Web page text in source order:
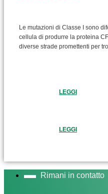
Le mutazioni di Classe I sono
cellula di produrre la proteina
diverse strade promettenti per
LEGGI
LEGGI
Rimani in contatto